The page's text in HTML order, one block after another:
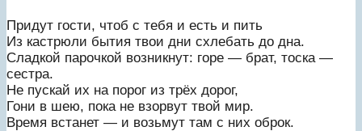
Придут гости, чтоб с тебя и есть и пить
Из кастрюли бытия твои дни схлебать до дна.
Сладкой парочкой возникнут: горе — брат, тоска —
сестра.
Не пускай их на порог из трёх дорог,
Гони в шею, пока не взорвут твой мир.
Время встанет — и возьмут там с них оброк.